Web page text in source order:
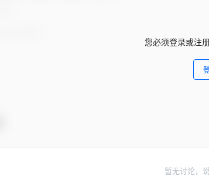
您必须登录或注
暂无讨论，